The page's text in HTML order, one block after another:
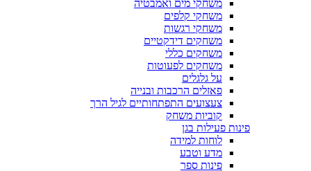
משחקי מים ואמבטיה
משחקי קלפים
משחקי רגשות
משחקים דידקטיים
משחקים כללי
משחקים לפעוטות
על גלגלים
פאזלים הרכבות ובנייה
צעצועים התפתחותיים לגיל הרך
קוביות משחק
פינות פעילות בגן
לוחות למידה
מדע וטבע
פינות ספר